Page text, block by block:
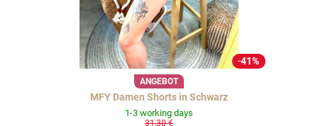
41%
ANGEBOT
MFY Damen Shorts in Schwarz
1-3 working days
31,30 €